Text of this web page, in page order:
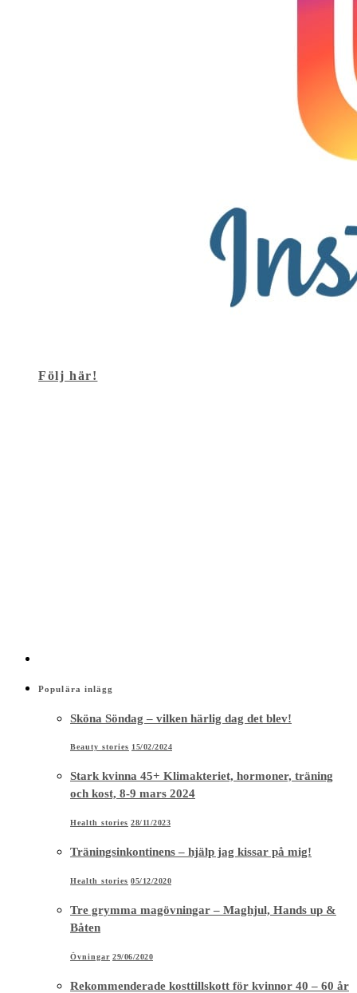
Följ här!
Träningsinkontinens – hjälp jag kissar på mig!
Tre grymma magövningar – Maghjul, Hands up &
Båten
Rekommenderade kosttillskott för kvinnor 40 – 60 år
Träning 40+ Hälsocoachens 7 bästa råd för högt
blodtryck